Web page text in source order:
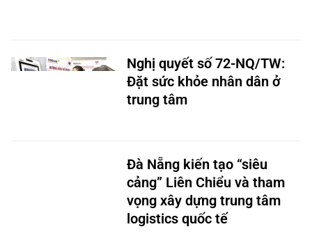
Nghị quyết số 72-NQ/TW:
Đặt sức khỏe nhân dân ở
trung tâm
Đà Nẵng kiến tạo “siêu
cảng” Liên Chiểu và tham
vọng xây dựng trung tâm
logistics quốc tế